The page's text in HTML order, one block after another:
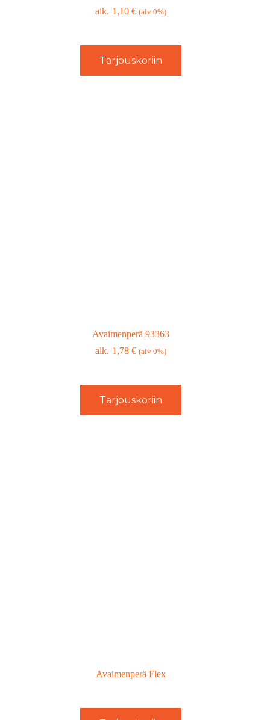
1,10€ (alv 0%)
Tarjouskoriin
Avaimenperä 93363
1,78€ (alv 0%)
Tarjouskoriin
Avaimenperä Flex